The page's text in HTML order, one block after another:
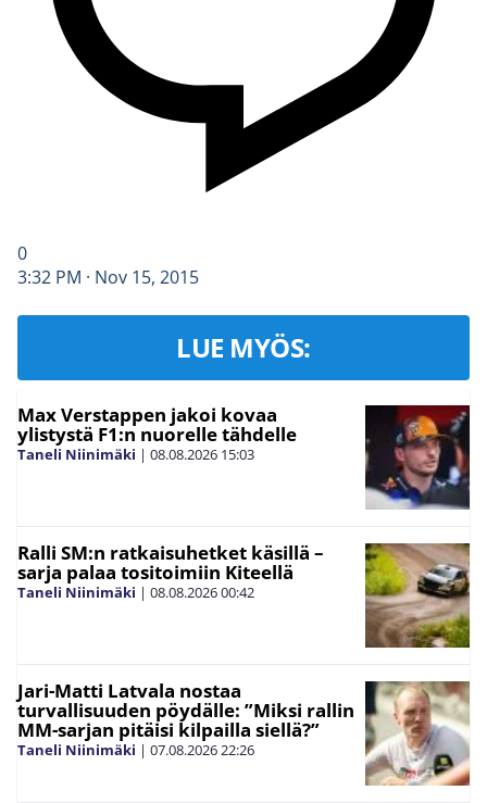
0
3:32 PM · Nov 15, 2015
LUE MYÖS:
Max Verstappen jakoi kovaa
ylistystä F1:n nuorelle tähdelle
Taneli Niinimäki | 08.08.2026 15:03
Ralli SM:n ratkaisuhetket käsillä –
sarja palaa tositoimiin Kiteellä
Taneli Niinimäki | 08.08.202600:42
Jari-Matti Latvala nostaa
turvallisuuden pöydälle: ”Miksi rallin
MM-sarjan pitäisi kilpailla siellä?”
Taneli Niinimäki | 07.08.202622:26